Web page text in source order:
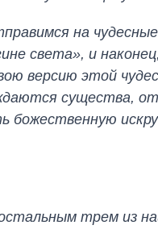
на
света», и
версию этой
существа,
божественную
трем из